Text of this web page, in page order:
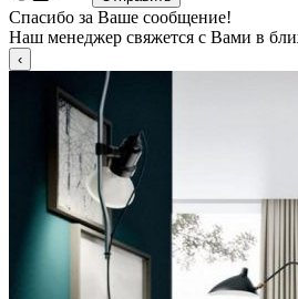
Спасибо за Ваше сообщение!
Наш менеджер свяжется с Вами в